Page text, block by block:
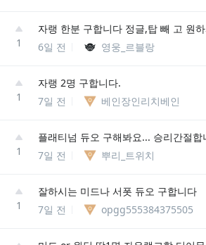
1
자랭 한분 구합니다 정글,탑 빼 고 원
6일 전
영웅_르블랑
1
자랭 2명 구합니다.
7일 전
베인장인리치베인
1
플래티넘 듀오 구해봐요... 승리간절합
7일 전
뿌리_트위치
1
잘하시는 미드나 서폿 듀오 구합니다
7일 전
opgg555384375505